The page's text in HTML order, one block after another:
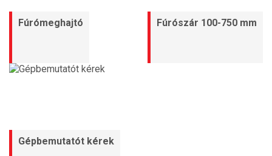
Fúrómeghajtó Fúrószár 100-750 mm
Gépbemutatót kérek